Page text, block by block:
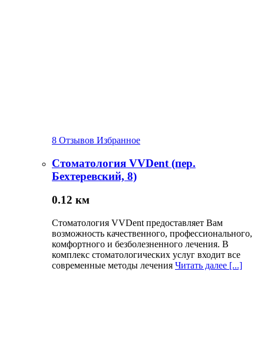
8 Отзывов Избранное
Стоматология VVDent (пер.
Бехтеревский, 8)
0.12 км
Стоматология VVDent предоставляет Вам
возможность качественного, профессионального,
комфортного и безболезненного лечения. В
комплекс стоматологических услуг входит все
современные методы лечения Читать далее [...]